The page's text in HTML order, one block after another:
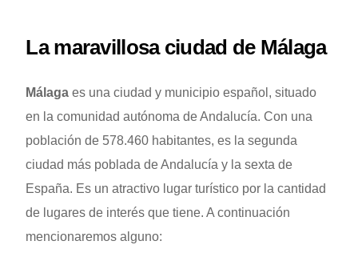
La maravillosa ciudad de Málaga
Málaga es una ciudad y municipio español, situado
en la comunidad autónoma de Andalucía. Con una
población de 578.460 habitantes, es la segunda
ciudad más poblada de Andalucía y la sexta de
España. Es un atractivo lugar turístico por la cantidad
de lugares de interés que tiene. A continuación
mencionaremos alguno: